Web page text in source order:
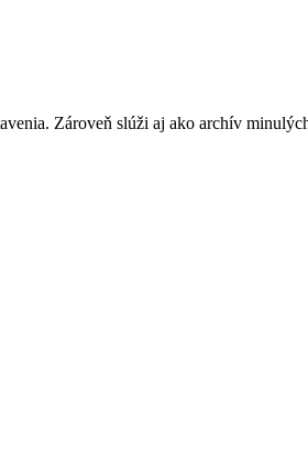
Zároveň slúži aj ako archív